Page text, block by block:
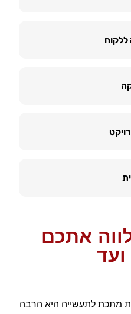
ללקוח
אתכם
מתכת לתעשייה היא הרבה